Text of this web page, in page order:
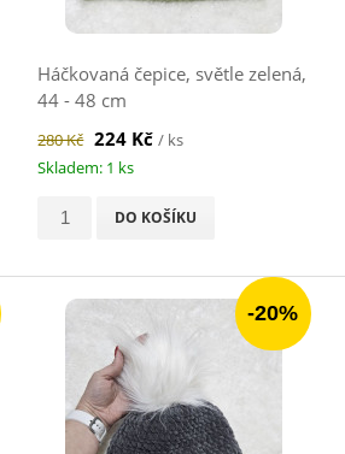
Háčkovaná čepice, světle zelená,
44 - 48 cm
280 Kč 224 Kč / ks
Skladem: 1 ks
DO KOŠÍKU
-20%